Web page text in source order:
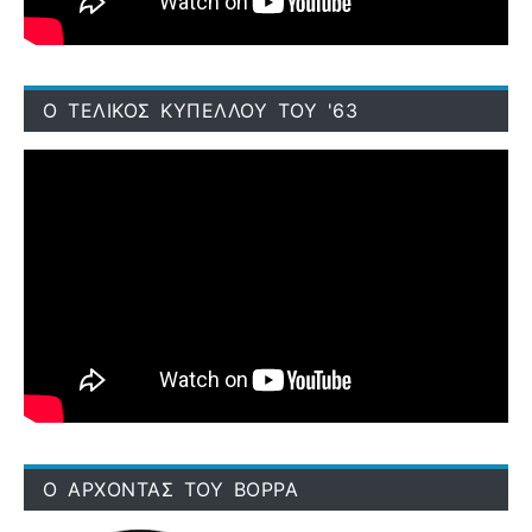
Ο ΤΕΛΙΚΟΣ ΚΥΠΕΛΛΟΥ ΤΟΥ '63
Ο ΑΡΧΟΝΤΑΣ ΤΟΥ ΒΟΡΡΑ